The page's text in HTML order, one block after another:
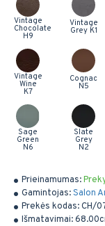
Prieinamumas:
Gamintojas:Salon
Prekės kodas:CH/
Išmatavimai:
Vintage
Chocolate
H9
Vintage
Grey K1
Vintage
Wine
K7
Cognac
N5
Sage
Green
N6
Slate
Grey
N2